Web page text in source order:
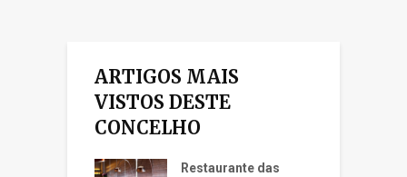
ARTIGOS MAIS
VISTOS DESTE
CONCELHO
Restaurante das